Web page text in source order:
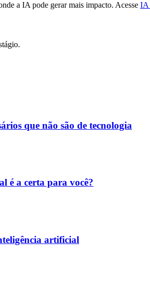
a IA pode gerar mais impacto. Acesse IA
que não são de tecnologia
é a certa para você?
artificial